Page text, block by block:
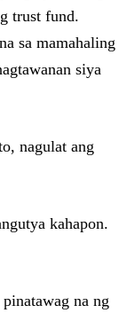
trust fund.
sa mamahaling
siya
nagulat ang
kahapon.
na ng